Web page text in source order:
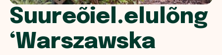
Suureõiel.elulõng
‘Warszawska